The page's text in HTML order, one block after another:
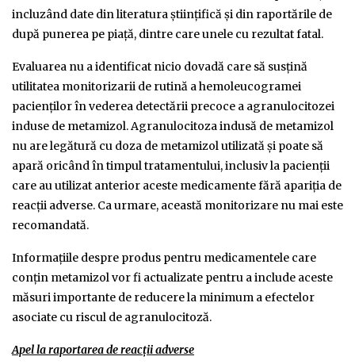
incluzând date din literatura științifică și din raportările de
după punerea pe piață, dintre care unele cu rezultat fatal.
Evaluarea nu a identificat nicio dovadă care să susțină
utilitatea monitorizarii de rutină a hemoleucogramei
pacienților în vederea detectării precoce a agranulocitozei
induse de metamizol. Agranulocitoza indusă de metamizol
nu are legătură cu doza de metamizol utilizată și poate să
apară oricând în timpul tratamentului, inclusiv la pacienții
care au utilizat anterior aceste medicamente fără apariția de
reacții adverse. Ca urmare, această monitorizare nu mai este
recomandată.
Informațiile despre produs pentru medicamentele care
conțin metamizol vor fi actualizate pentru a include aceste
măsuri importante de reducere la minimum a efectelor
asociate cu riscul de agranulocitoză.
Apel la raportarea de reacţii adverse